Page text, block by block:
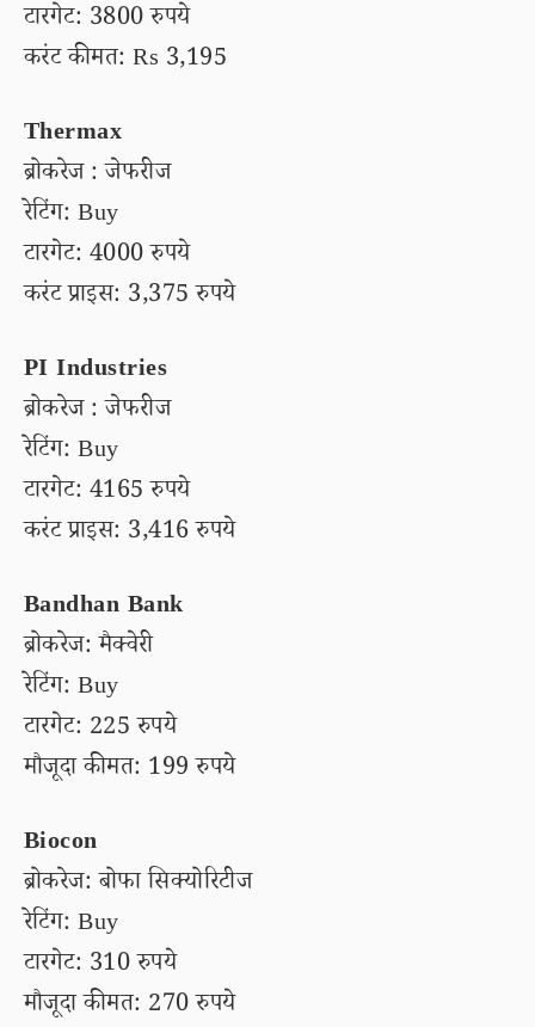
टारगेट: 3800 रुपये
करंट कीमत: Rs 3,195
Thermax
ब्रोकरेज : जेफरीज
रेटिंग: Buy
टारगेट: 4000 रुपये
करंट प्राइस: 3,375 रुपये
PI Industries
ब्रोकरेज : जेफरीज
रेटिंग: Buy
टारगेट: 4165 रुपये
करंट प्राइस: 3,416 रुपये
Bandhan Bank
ब्रोकरेज: मैक्वेरी
रेटिंग: Buy
टारगेट: 225 रुपये
मौजूदा कीमत: 199 रुपये
Biocon
ब्रोकरेज: बोफा सिक्योरिटीज
रेटिंग: Buy
टारगेट: 310 रुपये
मौजूदा कीमत: 270 रुपये